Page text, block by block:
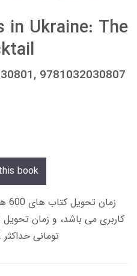
in Ukraine: The
9781032030807
book
تومانی حداکثر 12 ساعت از طریق پیامک/ایمیل